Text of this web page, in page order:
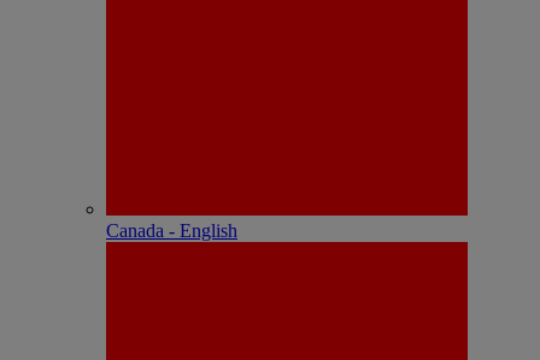
Canada - English